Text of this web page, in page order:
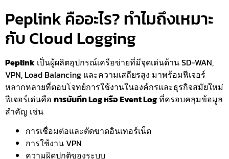
Peplink คืออะไร? ทำไมถึงเหมาะ
กับ Cloud Logging
Peplink เป็นผู้ผลิตอุปกรณ์เครือข่ายที่มีจุดเด่นด้าน SD-WAN,
VPN, Load Balancing และความเสถียรสูง มาพร้อมฟีเจอร์
หลากหลายที่ตอบโจทย์การใช้งานในองค์กรและธุรกิจสมัยใหม่
ฟีเจอร์เด่นคือ การบันทึก Log หรือ Event Logที่ครอบคลุมข้อมูล
สำคัญ เช่น
การเชื่อมต่อและตัดขาดอินเทอร์เน็ต
การใช้งาน VPN
ความผิดปกติของระบบ